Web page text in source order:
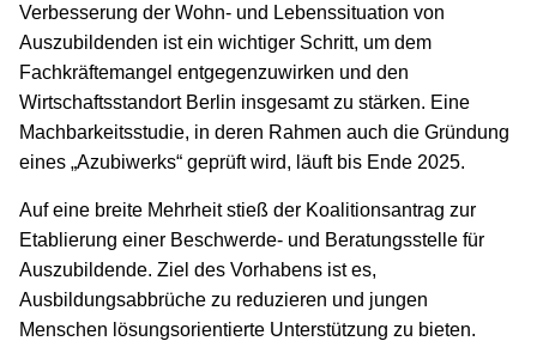
Verbesserung der Wohn- und Lebenssituation von
Auszubildenden ist ein wichtiger Schritt, um dem
Fachkräftemangel entgegenzuwirken und den
Wirtschaftsstandort Berlin insgesamt zu stärken. Eine
Machbarkeitsstudie, in deren Rahmen auch die Gründung
eines „Azubiwerks“ geprüft wird, läuft bis Ende 2025.
Auf eine breite Mehrheit stieß der Koalitionsantrag zur
Etablierung einer Beschwerde- und Beratungsstelle für
Auszubildende. Ziel des Vorhabens ist es,
Ausbildungsabbrüche zu reduzieren und jungen
Menschen lösungsorientierte Unterstützung zu bieten.